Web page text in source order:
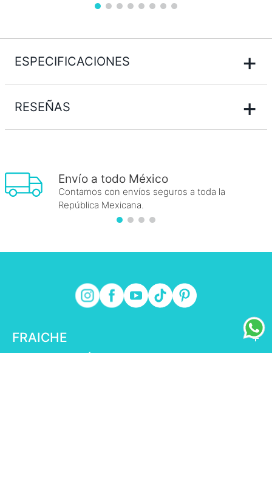
ESPECIFICACIONES +
RESEÑAS +
Envío a todo México
Contamos con envíos seguros a toda la
República Mexicana.
FRAICHE
+